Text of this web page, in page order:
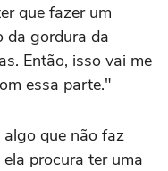
que fazer um
da gordura da
Então, isso vai me
essa parte."
algo que não faz
procura ter uma